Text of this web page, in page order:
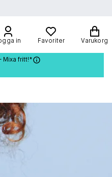
in Favoriter Varukorg
Mixa fritt!*